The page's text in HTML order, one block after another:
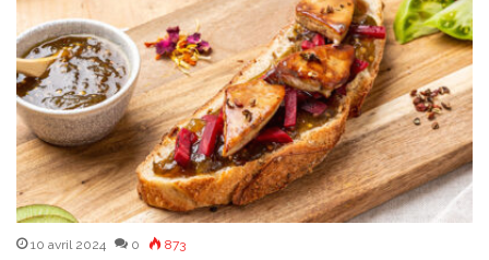
10 avril 2024 0 873